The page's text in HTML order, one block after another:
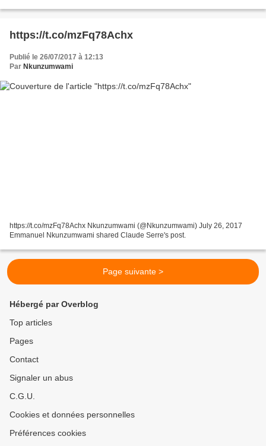
https://t.co/mzFq78Achx
Publié le 26/07/2017 à 12:13
Par Nkunzumwami
https://t.co/mzFq78Achx Nkunzumwami (@Nkunzumwami) July 26, 2017
Emmanuel Nkunzumwami shared Claude Serre's post.
Page suivante >
Hébergé par Overblog
Top articles
Pages
Contact
Signaler un abus
C.G.U.
Cookies et données personnelles
Préférences cookies